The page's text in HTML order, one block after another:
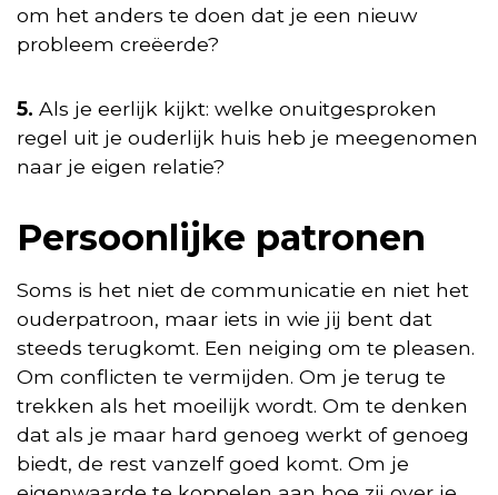
om het anders te doen dat je een nieuw
probleem creëerde?
5. Als je eerlijk kijkt: welke onuitgesproken
regel uit je ouderlijk huis heb je meegenomen
naar je eigen relatie?
Persoonlijke patronen
Soms is het niet de communicatie en niet het
ouderpatroon, maar iets in wie jij bent dat
steeds terugkomt. Een neiging om te pleasen.
Om conflicten te vermijden. Om je terug te
trekken als het moeilijk wordt. Om te denken
dat als je maar hard genoeg werkt of genoeg
biedt, de rest vanzelf goed komt. Om je